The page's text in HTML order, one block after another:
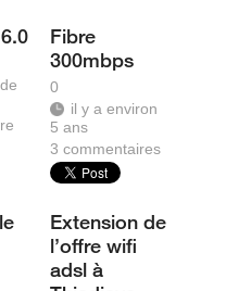
Fibre
300mbps
0
il y a environ
5 ans
3commentaires
Extension de
l’offre wifi
adsl à